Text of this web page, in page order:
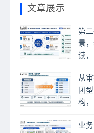
文章展示
第
景
读
从
团
构
业